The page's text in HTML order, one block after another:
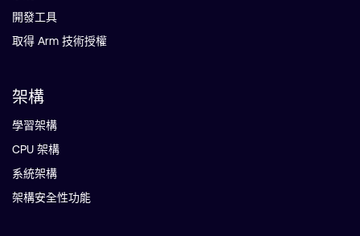
開發工具
取得 Arm 技術授權
架構
學習架構
CPU 架構
系統架構
架構安全性功能